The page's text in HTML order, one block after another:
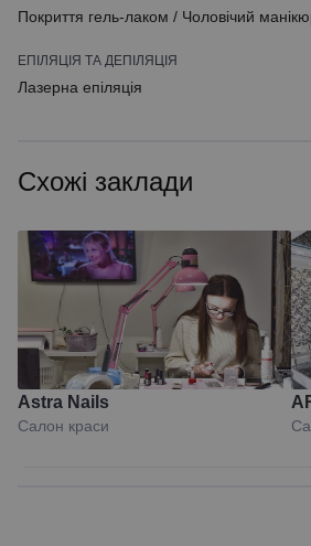
Покриття гель-лаком / Чоловічий
ЕПІЛЯЦІЯ ТА ДЕПІЛЯЦІЯ
Лазерна епіляція
Схожі заклади
Astra Nails
Салон краси